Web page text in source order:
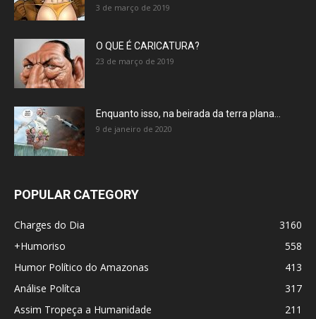
3 de março de 2019
O QUE É CARICATURA?
23 de março de 2019
Enquanto isso, na beirada da terra plana…
9 de janeiro de 2020
POPULAR CATEGORY
Charges do Dia
3160
+Humoriso
558
Humor Político do Amazonas
413
Análise Polítca
317
Assim Tropeça a Humanidade
211